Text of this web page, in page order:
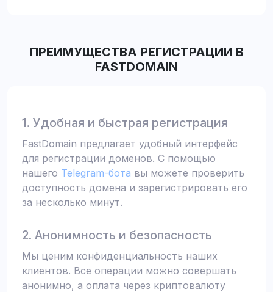
ПРЕИМУЩЕСТВА РЕГИСТРАЦИИ В
FASTDOMAIN
1. Удобная и быстрая регистрация
FastDomain предлагает удобный интерфейс
для регистрации доменов. С помощью
нашего Telegram-бота вы можете проверить
доступность домена и зарегистрировать его
за несколько минут.
2. Анонимность и безопасность
Мы ценим конфиденциальность наших
клиентов. Все операции можно совершать
анонимно, а оплата через криптовалюту